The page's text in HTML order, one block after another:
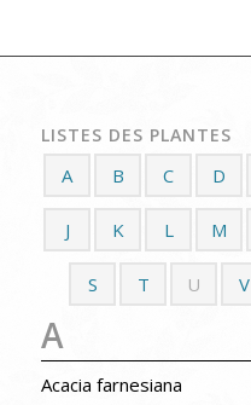
LISTES DES PLANTES
A B C D
J K L M
S T U V
A
Acacia farnesiana